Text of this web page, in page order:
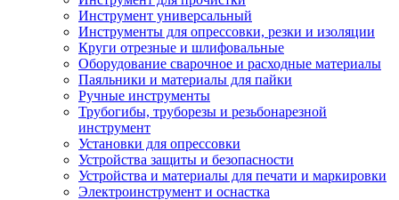
Инструмент универсальный
Инструменты для опрессовки, резки и изоляции
Круги отрезные и шлифовальные
Оборудование сварочное и расходные материалы
Паяльники и материалы для пайки
Ручные инструменты
Трубогибы, труборезы и резьбонарезной
инструмент
Установки для опрессовки
Устройства защиты и безопасности
Устройства и материалы для печати и маркировки
Электроинструмент и оснастка